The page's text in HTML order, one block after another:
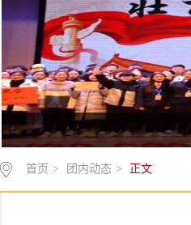
首页 > 团内动态 > 正文